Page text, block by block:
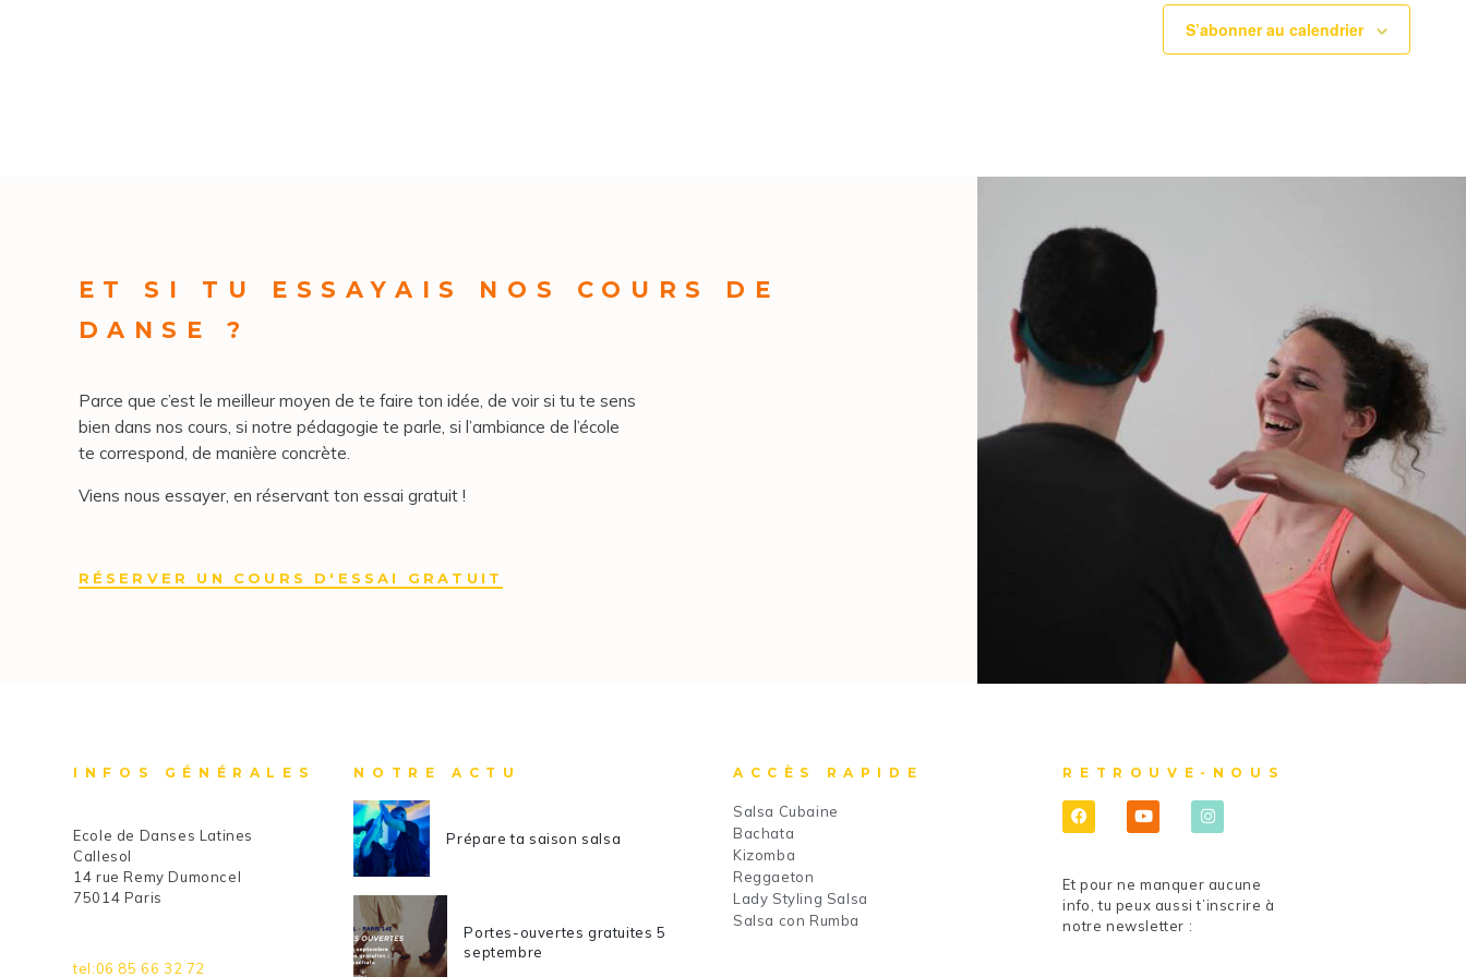
S’abonner au calendrier
ET SI TU ESSAYAIS NOS COURS DE
DANSE ?
Parce que c’est le meilleur moyen de te faire ton idée, de voir si tu te sens
bien dans nos cours, si notre pédagogie te parle, si l’ambiance de l’école
te correspond, de manière concrète.
Viens nous essayer, en réservant ton essai gratuit !
RÉSERVER UN COURS D'ESSAI GRATUIT
INFOS GÉNÉRALES
Ecole de Danses Latines
Callesol
14 rue Remy Dumoncel
75014 Paris
tel:06 85 66 32 72
NOTRE ACTU
Prépare ta saison salsa
Portes-ouvertes gratuites 5
septembre
ACCÈS RAPIDE
Salsa Cubaine
Bachata
Kizomba
Reggaeton
Lady Styling Salsa
Salsa con Rumba
RETROUVE-NOUS
Et pour ne manquer aucune
info, tu peux aussi t’inscrire à
notre newsletter :